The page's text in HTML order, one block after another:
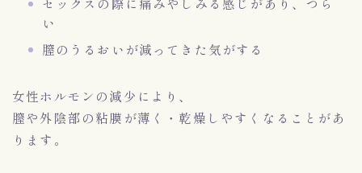
い
膣のうるおいが減ってきた気がする
女性ホルモンの減少により、
膣や外陰部の粘膜が薄く・乾燥しやすくなることがあ
ります。